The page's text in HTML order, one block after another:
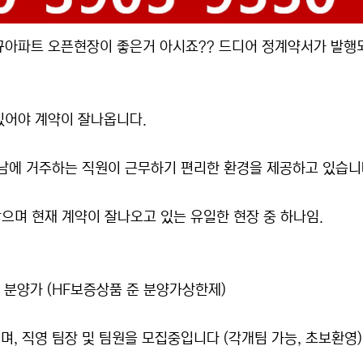
파트 오픈현장이 좋은거 아시죠?? 드디어 정계약서가 발행
야 계약이 잘나옵니다.
거주하는 직원이 근무하기 편리한 환경을 제공하고 있습니
현재 계약이 잘나오고 있는 유일한 현장 중 하나임.
양가 (HF보증상품 준 분양가상한제)
, 직영 팀장 및 팀원을 모집중입니다 (각개팀 가능, 초보환영)